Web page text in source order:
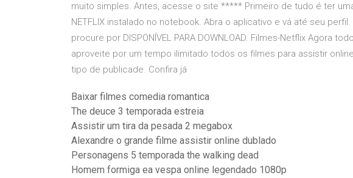
muito simples. Antes, acesse o site ***** Primeiro de tudo é ter
NETFLIX instalado no notebook. Abra o aplicativo e vá até seu
procure por DISPONÍVEL PARA DOWNLOAD. Filmes-Netflix Agora
aproveite por um tempo ilimitado todos os filmes para assistir
tipo de publicade. Confira já
Baixar filmes comedia romantica
The deuce 3 temporada estreia
Assistir um tira da pesada 2 megabox
Alexandre o grande filme assistir online dublado
Personagens 5 temporada the walking dead
Homem formiga ea vespa online legendado 1080p